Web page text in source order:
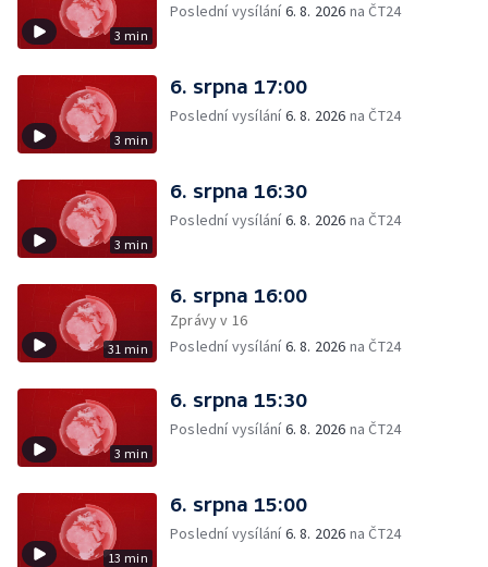
3 min
Poslední vysílání6. 8. 2026 na ČT24
3 min
6. srpna 17:00
Poslední vysílání6. 8. 2026 na ČT24
3 min
6. srpna 16:30
Poslední vysílání6. 8. 2026 na ČT24
31 min
6. srpna 16:00
Zprávy v 16
Poslední vysílání6. 8. 2026 na ČT24
3 min
6. srpna 15:30
Poslední vysílání6. 8. 2026 na ČT24
13 min
6. srpna 15:00
Poslední vysílání6. 8. 2026 na ČT24